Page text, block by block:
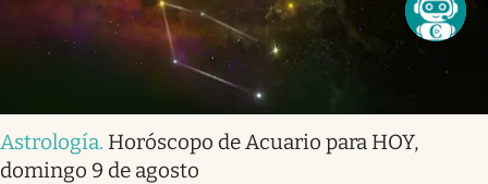
Astrología. Horóscopo de Acuario para HOY,
domingo 9 de agosto